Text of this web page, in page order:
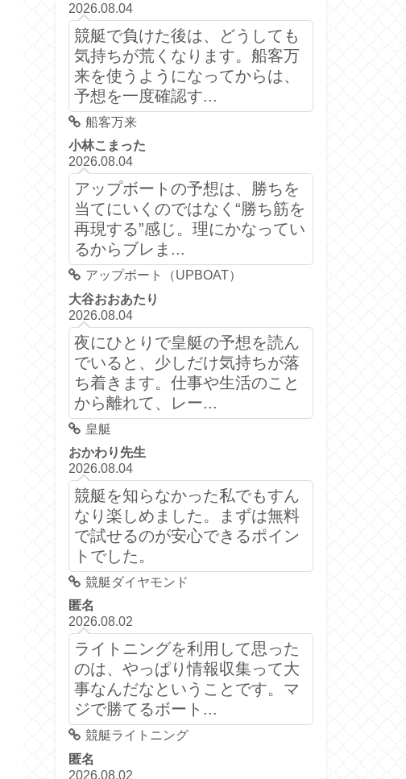
2026.08.04
競艇で負けた後は、どうしても
気持ちが荒くなります。船客万
来を使うようになってからは、
予想を一度確認す...
船客万来
小林こまった
2026.08.04
アップボートの予想は、勝ちを
当てにいくのではなく“勝ち筋を
再現する”感じ。理にかなってい
るからブレま...
アップボート（UPBOAT）
大谷おおあたり
2026.08.04
夜にひとりで皇艇の予想を読ん
でいると、少しだけ気持ちが落
ち着きます。仕事や生活のこと
から離れて、レー...
皇艇
おかわり先生
2026.08.04
競艇を知らなかった私でもすん
なり楽しめました。まずは無料
で試せるのが安心できるポイン
トでした。
競艇ダイヤモンド
匿名
2026.08.02
ライトニングを利用して思った
のは、やっぱり情報収集って大
事なんだなということです。マ
ジで勝てるボート...
競艇ライトニング
匿名
2026.08.02